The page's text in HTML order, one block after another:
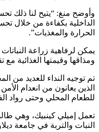
وأوضح منغ: “يتيح لنا ذلك
الداخلية بكفاءة من خلال
الحرارة والمغذيات”.
يمكن لرفاهية زراعة
ومذاقها وقيمتها الغذائية مع
تم توجيه النداء للعديد من
الذين يعانون من انعدام
للطعام المحلي وحتى رواد
تعمل إميلي كينبيك، وهي
النبات والتربة في جامعة